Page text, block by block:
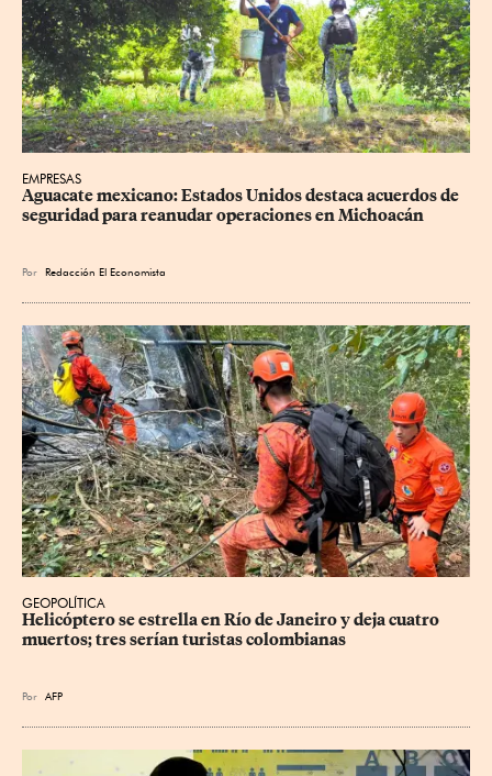
EMPRESAS
Aguacate mexicano: Estados Unidos destaca acuerdos de
seguridad para reanudar operaciones en Michoacán
Por Redacción El Economista
GEOPOLÍTICA
Helicóptero se estrella en Río de Janeiro y deja cuatro
muertos; tres serían turistas colombianas
Por AFP